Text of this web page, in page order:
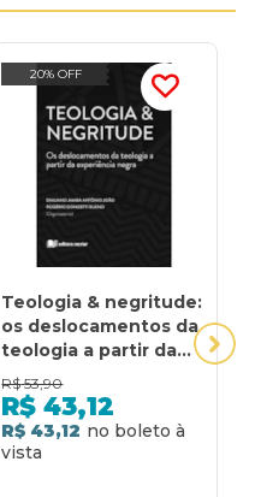
20% OFF
Teologia & negritude:
os deslocamentos da
teologia a partir da
experiência negra
R$ 53,90
R$ 43,12
R$ 43,12